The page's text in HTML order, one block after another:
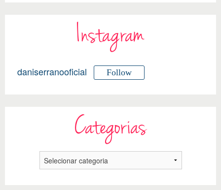
Instagram
daniserranooficial Follow
Categorias